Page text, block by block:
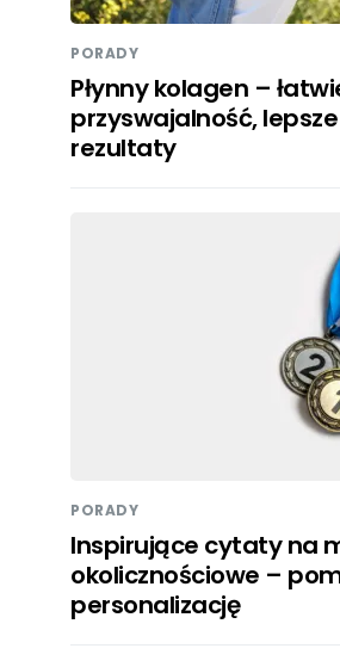
PORADY
Płynny kolagen –
przyswajalność, lepsze
rezultaty
PORADY
Inspirujące cytaty na
okolicznościowe –
personalizację